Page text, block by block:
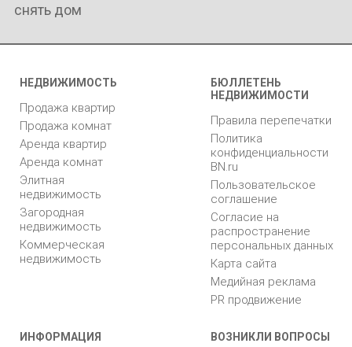
снять дом
НЕДВИЖИМОСТЬ
Продажа квартир
Продажа комнат
Аренда квартир
Аренда комнат
Элитная
недвижимость
Загородная
недвижимость
Коммерческая
недвижимость
БЮЛЛЕТЕНЬ
НЕДВИЖИМОСТИ
Правила перепечатки
Политика
конфиденциальности
BN.ru
Пользовательское
соглашение
Согласие на
распространение
персональных данных
Карта сайта
Медийная реклама
PR продвижение
ИНФОРМАЦИЯ ВОЗНИКЛИ ВОПРОСЫ